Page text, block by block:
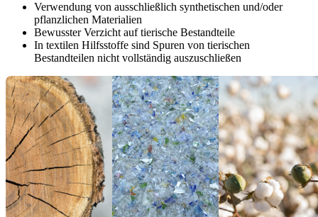
Verwendung von ausschließlich synthetischen und/oder
pflanzlichen Materialien
Bewusster Verzicht auf tierische Bestandteile
In textilen Hilfsstoffe sind Spuren von tierischen
Bestandteilen nicht vollständig auszuschließen